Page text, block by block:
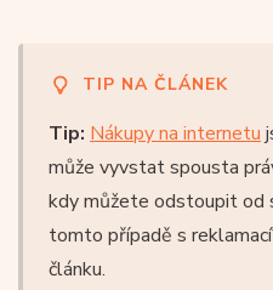
TIP NA ČLÁNEK
Tip: Nákupy na internetu
může vyvstat spousta
kdy můžete odstoupit od
tomto případě s
článku.